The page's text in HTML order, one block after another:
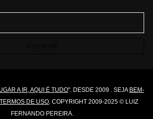
A IR, AQUI É TUDO". DESDE 2009 . SEJA BEM-
TERMOS DE USO. COPYRIGHT 2009-2025 © LUIZ
FERNANDO PEREIRA.